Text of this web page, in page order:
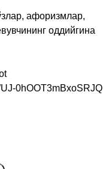
афоризмлар,
оддийгина
0hOOT3mBxoSRJQ